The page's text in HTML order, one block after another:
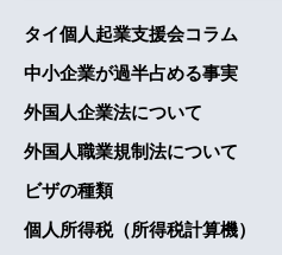
タイ個人起業支援会コラム
中小企業が過半占める事実
外国人企業法について
外国人職業規制法について
ビザの種類
個人所得税（所得税計算機）